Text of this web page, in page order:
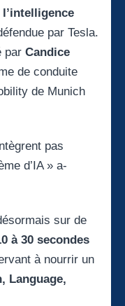
par Tesla.
par Candice
de conduite
de Munich
pas
d’IA » a-
sur de
à 30 secondes
à nourrir un
Language,